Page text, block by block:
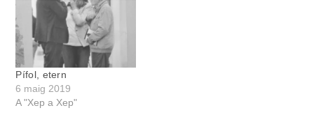
Pífol, etern
6 maig 2019
A "Xep a Xep"